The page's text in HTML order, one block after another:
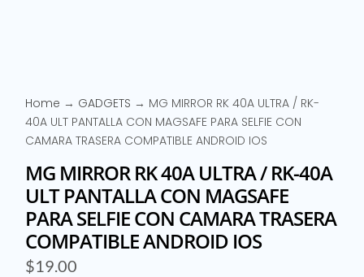
Home → GADGETS → MG MIRROR RK 40A ULTRA / RK-
40A ULT PANTALLA CON MAGSAFE PARA SELFIE CON
CAMARA TRASERA COMPATIBLE ANDROID IOS
MG MIRROR RK 40A ULTRA / RK-40A
ULT PANTALLA CON MAGSAFE
PARA SELFIE CON CAMARA TRASERA
COMPATIBLE ANDROID IOS
$19.00